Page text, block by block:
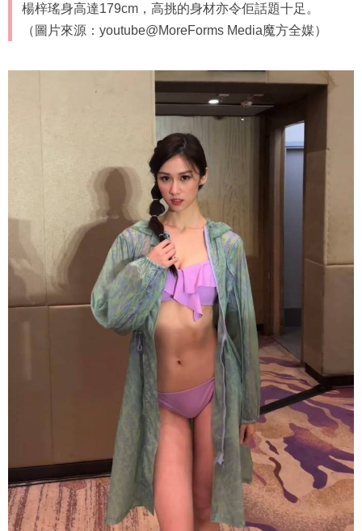
楊梓瑤身高達179cm，高挑的身材亦令佢話題十足。
（圖片來源：youtube@MoreForms Media魔方全媒）